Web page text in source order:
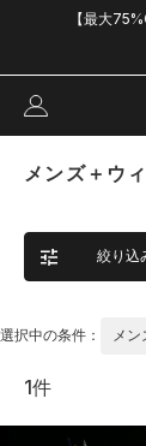
【最大
メンズ＋ウ
絞り込
選択中の条件： メン
1件